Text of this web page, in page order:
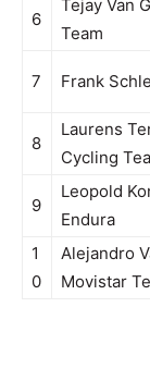
6
Tejay Van
Team
7 Frank
8
Laurens
Cycling
9
Leopold
Endura
1
0
Alejandro
Movistar